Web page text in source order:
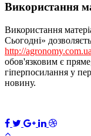
Використання
Використання
Сьогодні»
http://
обов'язковим є
гіперпосилання у
новину.